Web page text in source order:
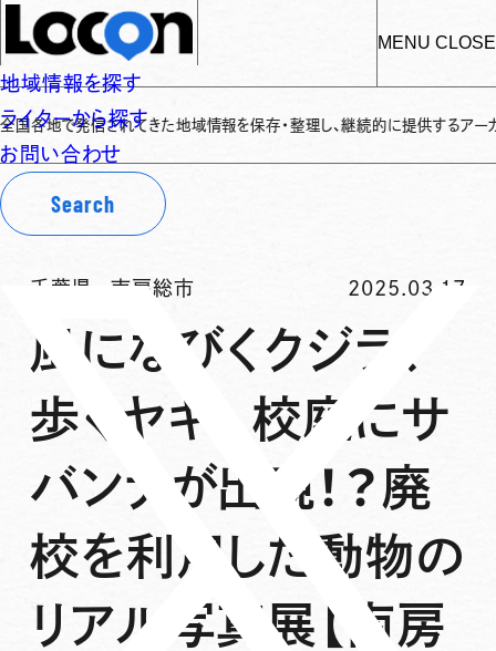
MENU CLOSE
地域情報を探す
ライターから探す
お問い合わせ
Search
されてきた地域情報を保存・整理し、継続的に提供するアーカイブサイト
千葉県 -南房総市 2025.03.17
風になびくクジラ、
歩くヤギ。校庭にサ
バンナが出現！？廃
校を利用した動物の
リアル写真展【南房